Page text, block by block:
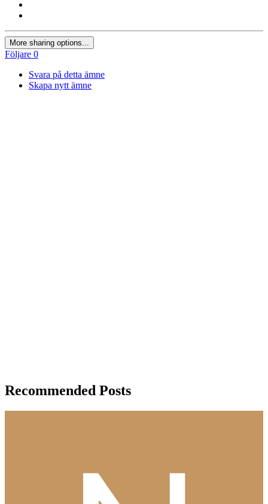
More sharing options...
Följare 0
Svara på detta ämne
Skapa nytt ämne
Recommended Posts